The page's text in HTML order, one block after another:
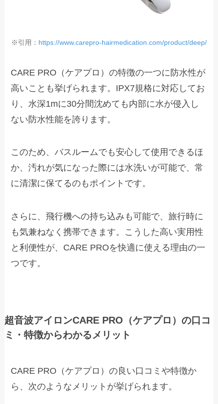
※引用： https://www.carepro-hairmedication.com/product/deep/
CARE PRO（ケアプロ）の特徴の一つに防水性が
高いことも挙げられます。IPX7規格に対応してお
り、水深1mに30分間沈めても内部に水が侵入し
ない防水性能を誇ります。
このため、バスルームでも安心して使用できるほ
か、汚れが気になった際には水洗いが可能で、常
に清潔に保てるのもポイントです。
さらに、飛行機への持ち込みも可能で、旅行時に
も気兼ねなく携帯できます。こうした高い実用性
と利便性が、CARE PROを快適に使える理由の一
つです。
超音波アイロンCARE PRO（ケアプロ）の口コ
ミ・特徴からわかるメリット
CARE PRO（ケアプロ）の良い口コミや特徴か
ら、次のようなメリットが挙げられます。